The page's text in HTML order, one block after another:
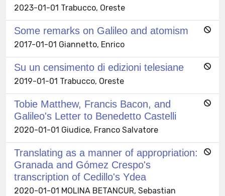
2023-01-01 Trabucco, Oreste
Some remarks on Galileo and atomism
2017-01-01 Giannetto, Enrico
Su un censimento di edizioni telesiane
2019-01-01 Trabucco, Oreste
Tobie Matthew, Francis Bacon, and
Galileo's Letter to Benedetto Castelli
2020-01-01 Giudice, Franco Salvatore
Translating as a manner of appropriation:
Granada and Gómez Crespo's
transcription of Cedillo's Ydea
2020-01-01 MOLINA BETANCUR, Sebastian